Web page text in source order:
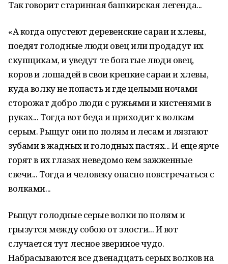
Так говорит старинная башкирская легенда...
«А когда опустеют деревенские сараи и хлевы,
поедят голодные люди овец или продадут их
скупщикам, и уведут те богатые люди овец,
коров и лошадей в свои крепкие сараи и хлевы,
куда волку не попасть и где целыми ночами
сторожат добро люди с ружьями и кистенями в
руках... Тогда вот беда и приходит к волкам
серым. Рыщут они по полям и лесам и лязгают
зубами в жадных и голодных пастях... И еще ярче
горят в их глазах неведомо кем зажженные
свечи... Тогда и человеку опасно повстречаться с
волками...
Рыщут голодные серые волки по полям и
грызутся между собою от злости... И вот
случается тут лесное звериное чудо.
Набрасываются все двенадцать серых волков на